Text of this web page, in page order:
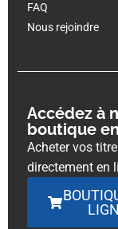
FAQ
Nous rejoindre
Accédez à
boutique
Acheter vos
directement en